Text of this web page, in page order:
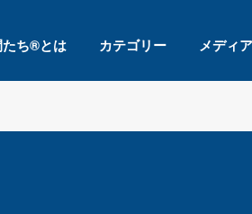
ち®とは カテゴリー メディア